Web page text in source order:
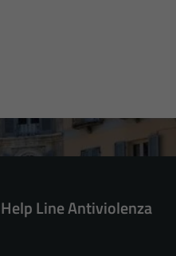
Help Line Antiviolenza